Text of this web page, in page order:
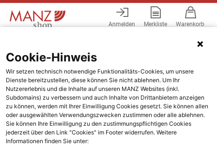
Anmelden Merkliste Warenkorb
Cookie-Hinweis
Wir setzen technisch notwendige Funktionalitäts-Cookies, um unsere
Dienste bereitzustellen, diese können Sie nicht ablehnen. Um Ihr
Nutzererlebnis und die Inhalte auf unseren MANZ Websites (inkl.
Subdomains) zu verbessern und auch Inhalte von Drittanbietern anzeigen
zu können, werden mit Ihrer Einwilligung Cookies gesetzt. Sie können allen
oder ausgewählten Verwendungszwecken zustimmen oder alle ablehnen.
Sie können Ihre Einwilligung zu den zustimmungspflichtigen Cookies
jederzeit über den Link "Cookies" im Footer widerrufen. Weitere
Informationen finden Sie unter: